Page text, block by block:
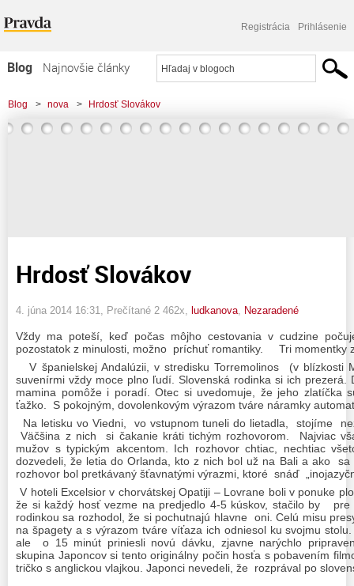
Registrácia Prihlásenie
Blog
Najnovšie články
Najčítanejšie články
Najkomentovanejšie články
Blog > nova > Hrdosť Slovákov
Hrdosť Slovákov
4. júna 2014 16:31 , Prečítané 2 462x, ludkanova Nezaradené
Vždy ma poteší, keď počas môjho cestovania v cudzine
pozostatok z minulosti, možno príchuť romantiky.
Tri momentky
V španielskej Andalúzii, v stredisku Torremolinos
(v blízkosti
suvenírmi vždy moce plno ľudí. Slovenská rodinka si ich prezerá.
mamina pomôže i poradí. Otec si uvedomuje, že jeho zlatíčka
ťažko.
S pokojným, dovolenkovým výrazom tváre náramky
Na letisku vo Viedni, vo vstupnom tuneli do lietadla, stojíme
Väčšina z nich
si čakanie kráti tichým rozhovorom.
Najviac
mužov s typickým akcentom. Ich rozhovor chtiac, nechtiac
dozvedeli, že letia do Orlanda, kto z nich bol už na Bali a ako
sa
rozhovor bol pretkávaný šťavnatými výrazmi, ktoré snáď
V hoteli Excelsior v chorvátskej Opatiji – Lovrane boli v ponuke
že si každý hosť vezme na predjedlo 4-5 kúskov, stačilo by
pre
rodinkou sa rozhodol, že si pochutnajú hlavne
oni. Celú misu
na špagety a s výrazom tváre víťaza ich odniesol ku svojmu stolu.
ale
o 15 minút priniesli novú dávku, zjavne narýchlo
skupina Japoncov si tento originálny počin hosťa s pobavením
tričko s anglickou vlajkou. Japonci nevedeli, že
rozprával po